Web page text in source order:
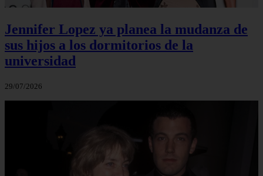
Jennifer Lopez ya planea la mudanza de
sus hijos a los dormitorios de la
universidad
29/07/2026